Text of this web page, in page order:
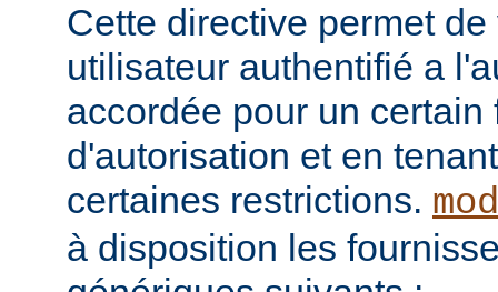
Cette directive permet
utilisateur authentifié a
accordée pour un certain
d'autorisation et en
certaines restrictions.
à disposition les